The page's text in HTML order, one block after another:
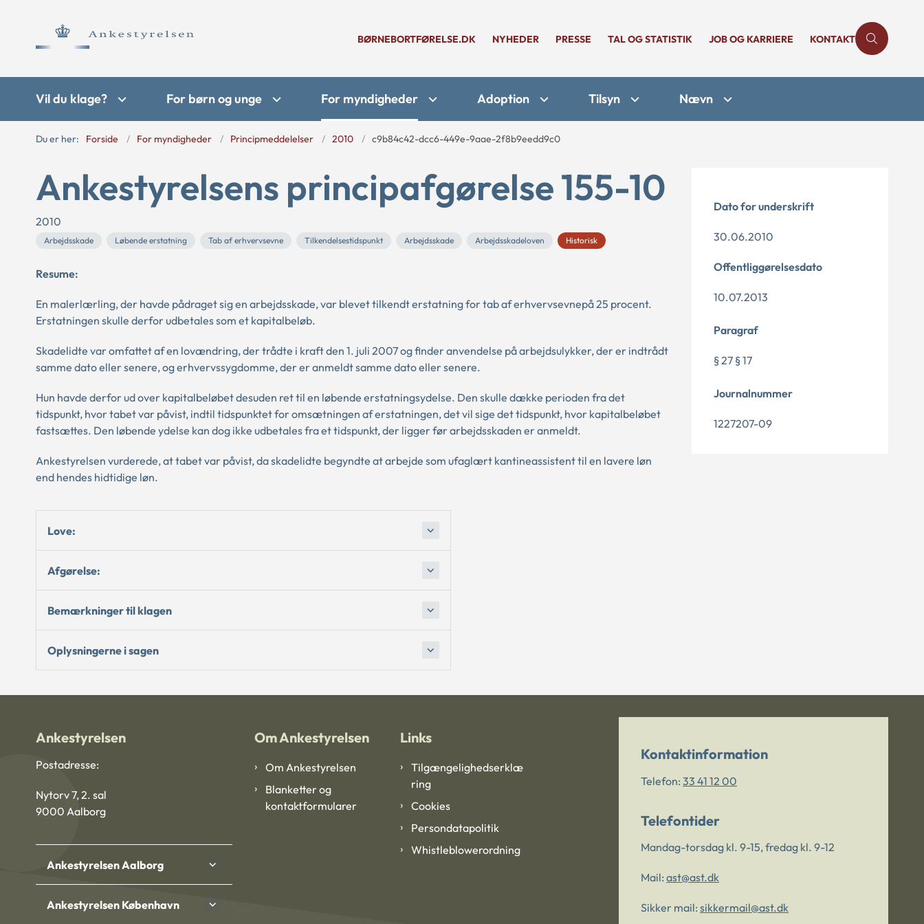
BØRNEBORTFØRELSE.DK NYHEDER PRESSE TAL OG STATISTIK JOB OG KARRIERE KONTAKT
Vil du klage? For børn og unge For myndigheder Adoption Tilsyn Nævn
Du er her: Forside For myndigheder Principmeddelelser 2010 c9b84c42-dcc6-449e-9aae-2f8b9eedd9c0
Ankestyrelsens principafgørelse 155-10
2010
Arbejdsskade Løbende erstatning Tab af erhvervsevne Tilkendelsestidspunkt Arbejdsskade Arbejdsskadeloven Historisk
Resume:
En malerlærling, der havde pådraget sig en arbejdsskade, var blevet tilkendt erstatning for tab af erhvervsevnepå 25 procent.
Erstatningen skulle derfor udbetales som et kapitalbeløb.
Skadelidte var omfattet af en lovændring, der trådte i kraft den 1. juli 2007 og finder anvendelse på arbejdsulykker, der er indtrådt
samme dato eller senere, og erhvervssygdomme, der er anmeldt samme dato eller senere.
Hun havde derfor ud over kapitalbeløbet desuden ret til en løbende erstatningsydelse. Den skulle dække perioden fra det
tidspunkt, hvor tabet var påvist, indtil tidspunktet for omsætningen af erstatningen, det vil sige det tidspunkt, hvor kapitalbeløbet
fastsættes. Den løbende ydelse kan dog ikke udbetales fra et tidspunkt, der ligger før arbejdsskaden er anmeldt.
Ankestyrelsen vurderede, at tabet var påvist, da skadelidte begyndte at arbejde som ufaglært kantineassistent til en lavere løn
end hendes hidtidige løn.
Love:
Afgørelse:
Bemærkninger til klagen
Oplysningerne i sagen
Dato for underskrift
30.06.2010
Offentliggørelsesdato
10.07.2013
Paragraf
§ 27 § 17
Journalnummer
1227207-09
Ankestyrelsen
Postadresse:
Nytorv 7, 2. sal
9000 Aalborg
Ankestyrelsen Aalborg
Ankestyrelsen København
Om Ankestyrelsen
Om Ankestyrelsen
Blanketter og
kontaktformularer
Links
Tilgængelighedserklæ
ring
Cookies
Persondatapolitik
Whistleblowerordning
Kontaktinformation
Telefon: 33 41 12 00
Telefontider
Mandag-torsdag kl. 9-15, fredag kl. 9-12
Mail: ast@ast.dk
Sikker mail: sikkermail@ast.dk